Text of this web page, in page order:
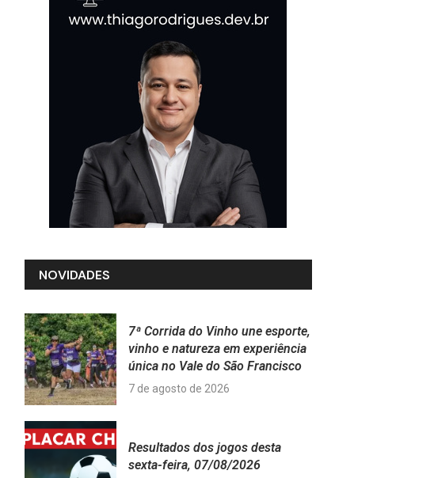
NOVIDADES
7ª Corrida do Vinho une esporte,
vinho e natureza em experiência
única no Vale do São Francisco
7 de agosto de 2026
Resultados dos jogos desta
sexta-feira, 07/08/2026